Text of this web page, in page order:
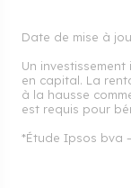
Date de mise à
Un
en capital. La
à la hausse
est requis pour
*Étude Ipsos bva